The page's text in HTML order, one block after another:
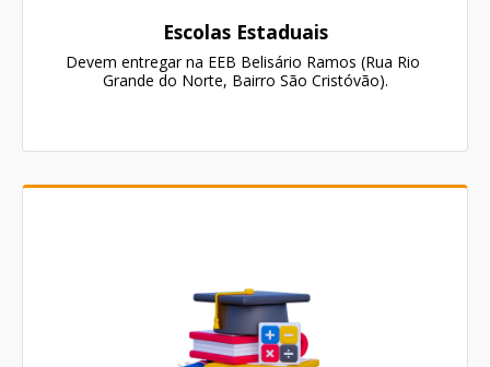
Escolas Estaduais
Devem entregar na EEB Belisário Ramos (Rua Rio
Grande do Norte, Bairro São Cristóvão).